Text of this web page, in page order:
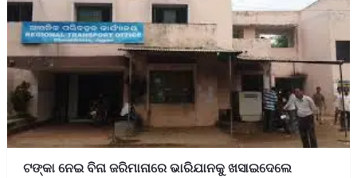
ଟଙ୍କା ନେଇ ବିନା ଜରିମାନାରେ ଭାରିଯାନକୁ ଖସାଇଦେଲେ